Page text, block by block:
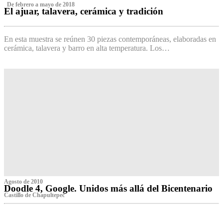
‌ De febrero a mayo de 2018
El ajuar, talavera, cerámica y tradición
En esta muestra se reúnen 30 piezas contemporáneas, elaboradas en
cerámica, talavera y barro en alta temperatura. Los…
Agosto de 2010
Doodle 4, Google. Unidos más allá del Bicentenario
Castillo de Chapultepec